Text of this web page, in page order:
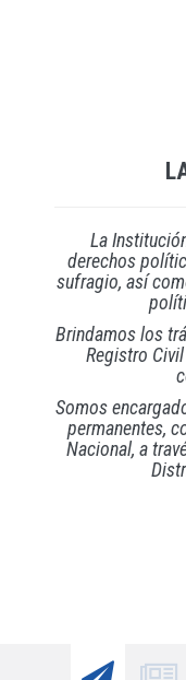
La
derechos
sufragio, así
Brindamos los
Registro
Somos
permanentes,
Nacional, a